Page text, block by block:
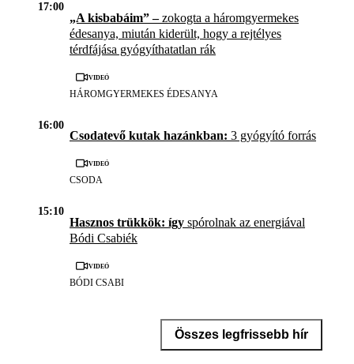
17:00
„A kisbabáim” –zokogta a háromgyermekes
édesanya, miután kiderült, hogy a rejtélyes
térdfájása gyógyíthatatlan rák
Videó
HÁROMGYERMEKES ÉDESANYA
16:00
Csodatevő kutak hazánkban: 3 gyógyító forrás
Videó
CSODA
15:10
Hasznos trükkök: így spórolnak az energiával
Bódi Csabiék
Videó
BÓDI CSABI
Összes legfrissebb hír